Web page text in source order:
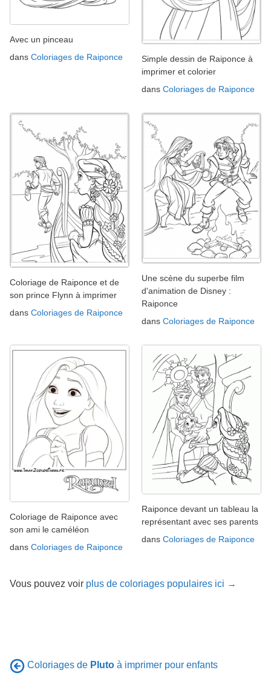
Avec un pinceau
dans Coloriages de Raiponce
Simple dessin de Raiponce à
imprimer et colorier
dans Coloriages de Raiponce
Coloriage de Raiponce et de
son prince Flynn à imprimer
dans Coloriages de Raiponce
Une scène du superbe film
d'animation de Disney :
Raiponce
dans Coloriages de Raiponce
Coloriage de Raiponce avec
son ami le caméléon
dans Coloriages de Raiponce
Raiponce devant un tableau la
représentant avec ses parents
dans Coloriages de Raiponce
Vous pouvez voir plus de coloriages populaires ici →
Coloriages de Pluto à imprimer pour enfants